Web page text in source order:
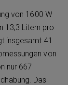
von 1600 W
13,3 Litern pro
insgesamt 41
von
nur 667
Das